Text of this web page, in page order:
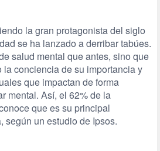
la gran protagonista del siglo
se ha lanzado a derribar tabúes.
salud mental que antes, sino que
conciencia de su importancia y
que impactan de forma
mental. Así, el 62% de la
que es su principal
según un estudio de Ipsos.